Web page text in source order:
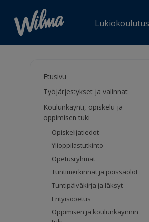
Lukiokoulutus
Etusivu
Työjärjestykset ja valinnat
Koulunkäynti, opiskelu ja
oppimisen tuki
Opiskelijatiedot
Ylioppilastutkinto
Opetusryhmät
Tuntimerkinnät ja poissaolot
Tuntipäiväkirja ja läksyt
Erityisopetus
Oppimisen ja koulunkäynnin